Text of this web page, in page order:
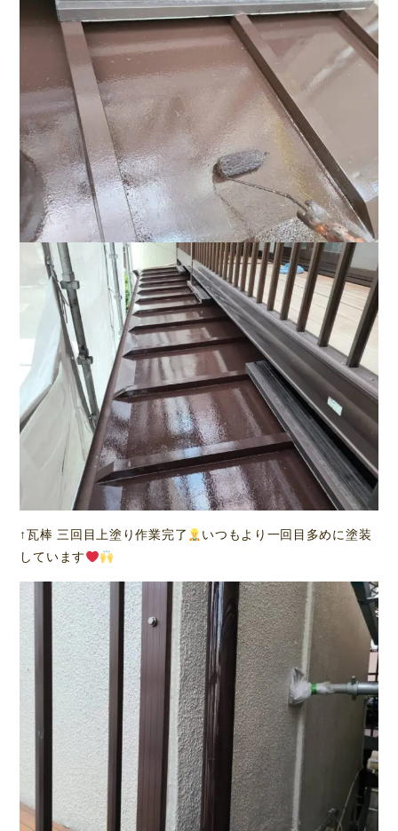
↑瓦棒 三回目上塗り作業完了
いつもより一回目多めに塗装
しています